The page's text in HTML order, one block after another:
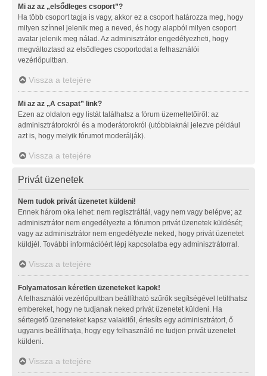
Mi az az „elsődleges csoport”?
Ha több csoport tagja is vagy, akkor ez a csoport határozza meg, hogy
milyen színnel jelenik meg a neved, és hogy alapból milyen csoport
avatar jelenik meg nálad. Az adminisztrátor engedélyezheti, hogy
megváltoztasd az elsődleges csoportodat a felhasználói
vezérlőpultban.
Vissza a tetejére
Mi az az „A csapat” link?
Ezen az oldalon egy listát találhatsz a fórum üzemeltetőiről: az
adminisztrátorokról és a moderátorokról (utóbbiaknál jelezve például
azt is, hogy melyik fórumot moderálják).
Vissza a tetejére
Privát üzenetek
Nem tudok privát üzenetet küldeni!
Ennek három oka lehet: nem regisztráltál, vagy nem vagy belépve; az
adminisztrátor nem engedélyezte a fórumon privát üzenetek küldését;
vagy az adminisztrátor nem engedélyezte neked, hogy privát üzenetet
küldjél. További információért lépj kapcsolatba egy adminisztrátorral.
Vissza a tetejére
Folyamatosan kéretlen üzeneteket kapok!
A felhasználói vezérlőpultban beállítható szűrők segítségével letilthatsz
embereket, hogy ne tudjanak neked privát üzenetet küldeni. Ha
sértegető üzeneteket kapsz valakitől, értesíts egy adminisztrátort, ő
ugyanis beállíthatja, hogy egy felhasználó ne tudjon privát üzenetet
küldeni.
Vissza a tetejére